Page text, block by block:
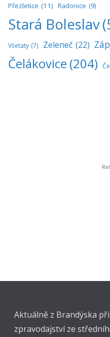
Přezletice (11) Radonice (9)
Stará Boleslav
Všetaty (7) Zeleneč (22)
Čelákovice (204)
Aktuálně z Brandýska
zpravodajství ze